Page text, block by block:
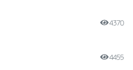
4370
4455